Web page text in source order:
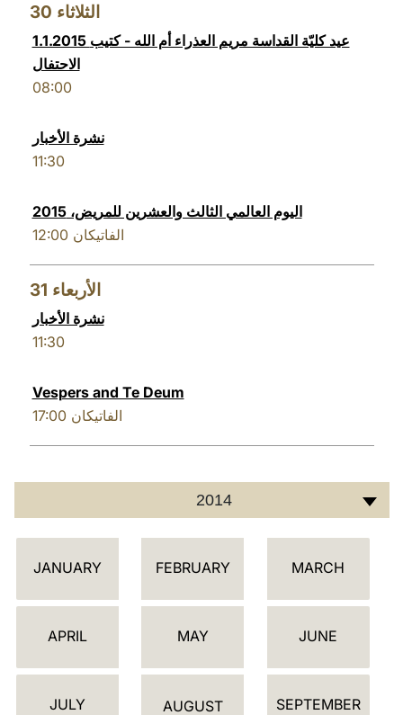
30 الثلاثاء
1.1.2015 عيد كليّة القداسة مريم العذراء أم الله - كتيب
الاحتفال
08:00
نشرة الأخبار
11:30
اليوم العالمي الثالث والعشرين للمريض، 2015
12:00 الفاتيكان
31 الأربعاء
نشرة الأخبار
11:30
Vespers and Te Deum
17:00 الفاتيكان
2014
أ
ن
JANUARY FEBRUARY MARCH
APRIL MAY JUNE
JULY AUGUST SEPTEMBER